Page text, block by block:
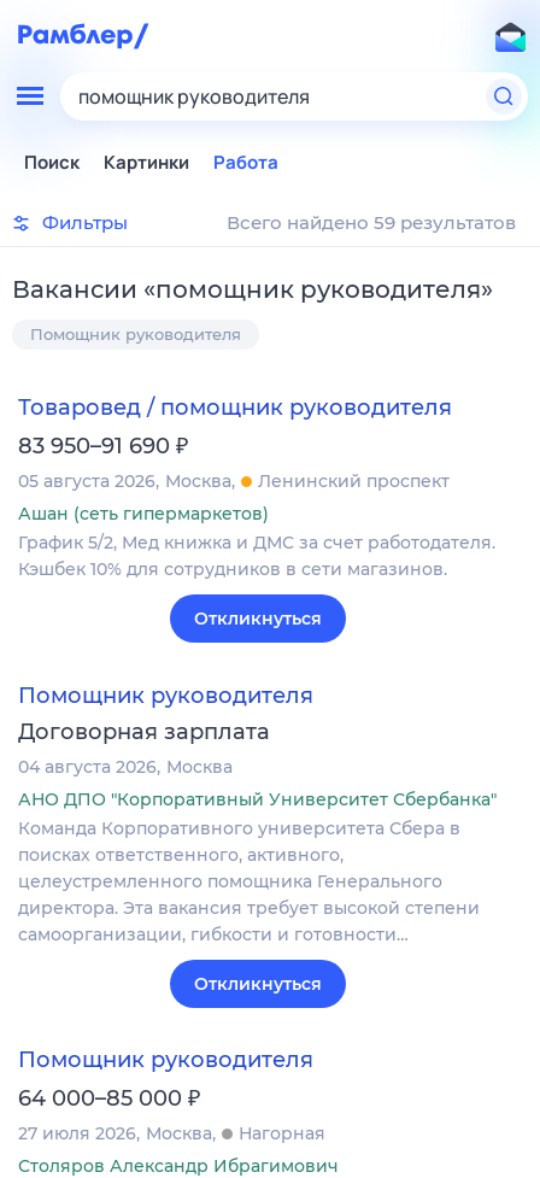
помощник руководителя
Поиск Картинки Работа
Фильтры Всего найдено 59 результатов
Вакансии «помощник руководителя»
Помощник руководителя
Товаровед / помощник руководителя
83 950–91 690 ₽
05 августа 2026 Москва
Ленинский проспект
Ашан (сеть гипермаркетов)
График 5/2, Мед книжка и ДМС за счет работодателя.
Кэшбек 10% для сотрудников в сети магазинов.
Откликнуться
Помощник руководителя
Договорная зарплата
04 августа 2026 Москва
АНО ДПО "Корпоративный Университет Сбербанка"
Команда Корпоративного университета Сбера в
поисках ответственного, активного,
целеустремленного помощника Генерального
директора. Эта вакансия требует высокой степени
самоорганизации, гибкости и готовности…
Откликнуться
Помощник руководителя
64 000–85 000 ₽
27 июля 2026 Москва
Нагорная
Столяров Александр Ибрагимович